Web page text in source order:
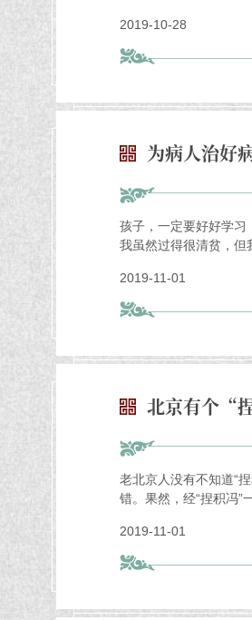
2019-10-28
为病人治好
孩子，一定要好好学习
我虽然过得很清贫，
2019-11-01
北京有个“
老北京人没有不知道“
错。果然，经“捏积冯”
2019-11-01